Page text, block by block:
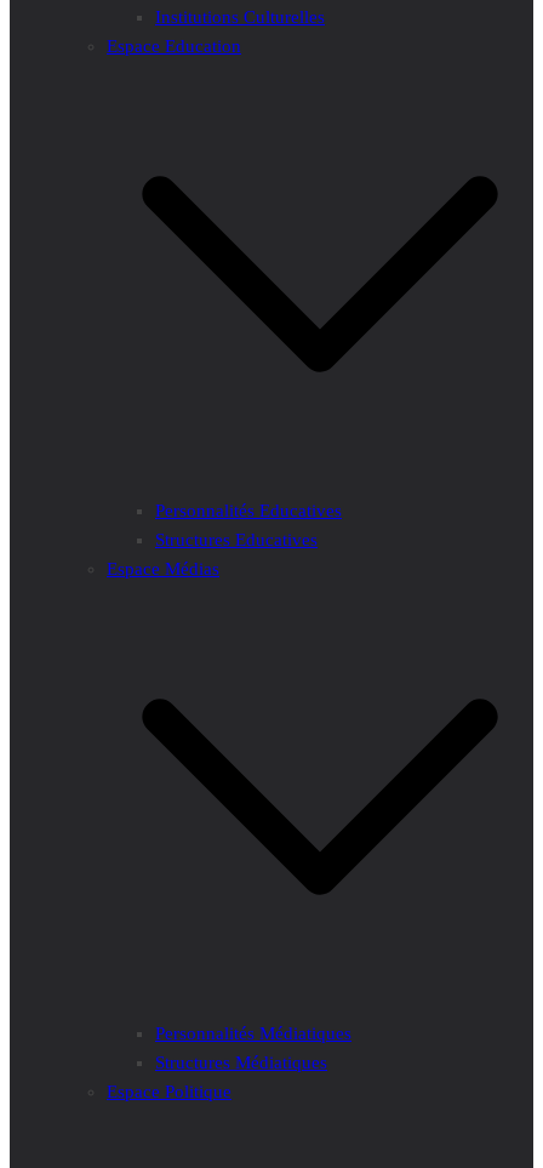
Institutions Culturelles
Espace Education
Personnalités Educatives
Structures Educatives
Espace Médias
Personnalités Médiatiques
Structures Médiatiques
Espace Politique